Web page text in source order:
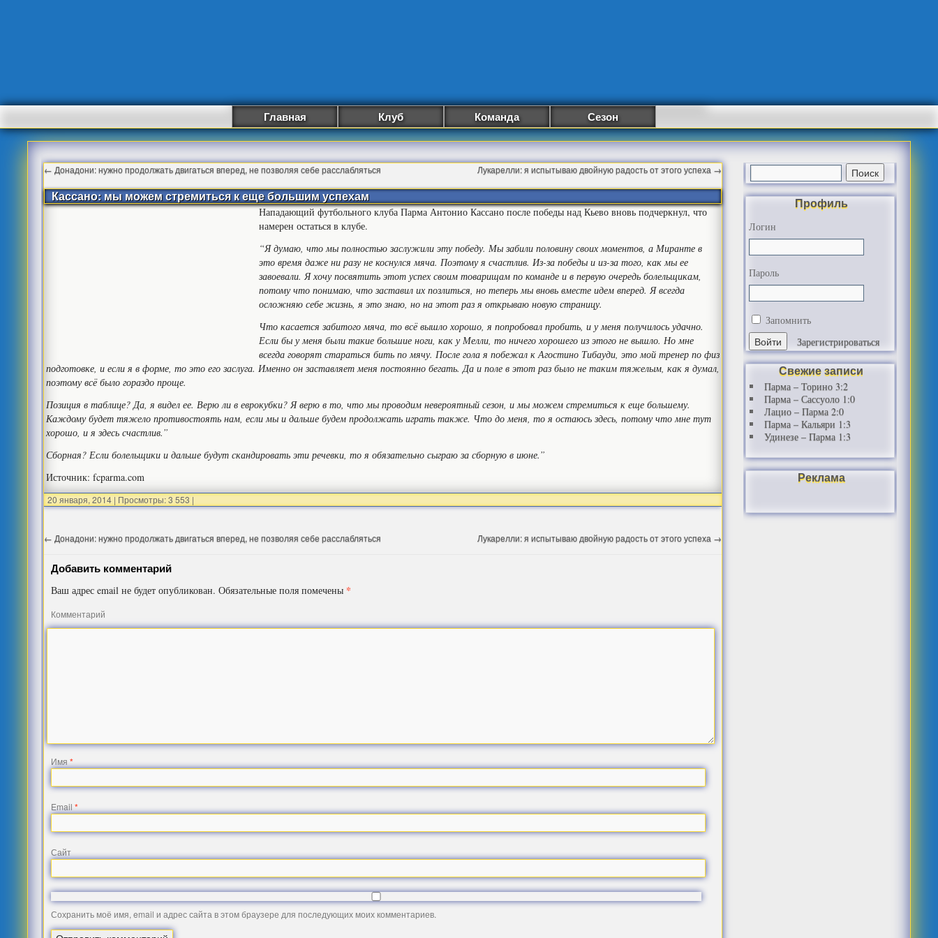
Главная Клуб Команда Сезон
← Донадони: нужно продолжать двигаться вперед, не позволяя себе расслабляться Лукарелли: я испытываю двойную радость от этого успеха →
Кассано: мы можем стремиться к еще большим успехам
Нападающий футбольного клуба Парма Антонио Кассано после победы над Кьево вновь подчеркнул, что
намерен остаться в клубе.
“Я думаю, что мы полностью заслужили эту победу. Мы забили половину своих моментов, а Миранте в
это время даже ни разу не коснулся мяча. Поэтому я счастлив. Из-за победы и из-за того, как мы ее
завоевали. Я хочу посвятить этот успех своим товарищам по команде и в первую очередь болельщикам,
потому что понимаю, что заставил их позлиться, но теперь мы вновь вместе идем вперед. Я всегда
осложняю себе жизнь, я это знаю, но на этот раз я открываю новую страницу.
Что касается забитого мяча, то всё вышло хорошо, я попробовал пробить, и у меня получилось удачно.
Если бы у меня были такие большие ноги, как у Мелли, то ничего хорошего из этого не вышло. Но мне
всегда говорят стараться бить по мячу. После гола я побежал к Агостино Тибауди, это мой тренер по физ
подготовке, и если я в форме, то это его заслуга. Именно он заставляет меня постоянно бегать. Да и поле в этот раз было не таким тяжелым, как я думал,
поэтому всё было гораздо проще.
Позиция в таблице? Да, я видел ее. Верю ли в еврокубки? Я верю в то, что мы проводим невероятный сезон, и мы можем стремиться к еще большему.
Каждому будет тяжело противостоять нам, если мы и дальше будем продолжать играть также. Что до меня, то я остаюсь здесь, потому что мне тут
хорошо, и я здесь счастлив.”
Сборная? Если болельщики и дальше будут скандировать эти речевки, то я обязательно сыграю за сборную в июне.”
Источник: fcparma.com
20 января, 2014 | Просмотры: 3 553 |
← Донадони: нужно продолжать двигаться вперед, не позволяя себе расслабляться Лукарелли: я испытываю двойную радость от этого успеха →
Добавить комментарий
Ваш адрес email не будет опубликован. Обязательные поля помечены *
Комментарий
Имя*
Email*
Сайт
Сохранить моё имя, email и адрес сайта в этом браузере для последующих моих комментариев.
Профиль
Логин
Пароль
Запомнить
Зарегистрироваться
Свежие записи
Парма – Торино 3:2
Парма – Сассуоло 1:0
Лацио – Парма 2:0
Парма – Кальяри 1:3
Удинезе – Парма 1:3
Реклама